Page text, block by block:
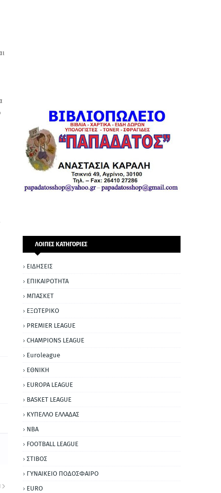
ΛΟΙΠΕΣ ΚΑΤΗΓΟΡΙΕΣ
ΕΙΔΗΣΕΙΣ
ΕΠΙΚΑΙΡΟΤΗΤΑ
ΜΠΑΣΚΕΤ
ΕΞΩΤΕΡΙΚΟ
PREMIER LEAGUE
CHAMPIONS LEAGUE
Euroleague
ΕΘΝΙΚΗ
EUROPA LEAGUE
BASKET LEAGUE
ΚΥΠΕΛΛΟ ΕΛΛΑΔΑΣ
NBA
FOOTBALL LEAGUE
ΣΤΙΒΟΣ
ΓΥΝΑΙΚΕΙΟ ΠΟΔΟΣΦΑΙΡΟ
EURO